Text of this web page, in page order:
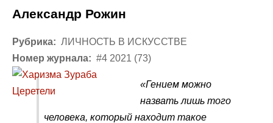
Александр Рожин
Рубрика: ЛИЧНОСТЬ В ИСКУССТВЕ
Номер журнала: #4 2021 (73)
«Гением можно
назвать лишь того
человека, который находит такое